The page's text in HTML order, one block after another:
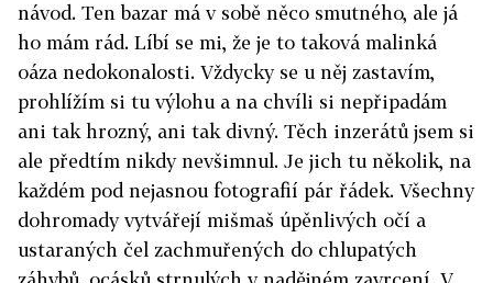
návod. Ten bazar má v sobě něco smutného, ale já
ho mám rád. Líbí se mi, že je to taková malinká
oáza nedokonalosti. Vždycky se u něj zastavím,
prohlížím si tu výlohu a na chvíli si nepřipadám
ani tak hrozný, ani tak divný. Těch inzerátů jsem si
ale předtím nikdy nevšimnul. Je jich tu několik, na
každém pod nejasnou fotografií pár řádek. Všechny
dohromady vytvářejí mišmaš úpěnlivých očí a
ustaraných čel zachmuřených do chlupatých